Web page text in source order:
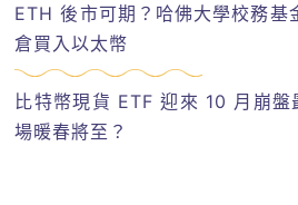
ETH 後市可期？哈佛大學校務基
倉買入以太幣
比特幣現貨 ETF 迎來 10 月崩盤
場暖春將至？